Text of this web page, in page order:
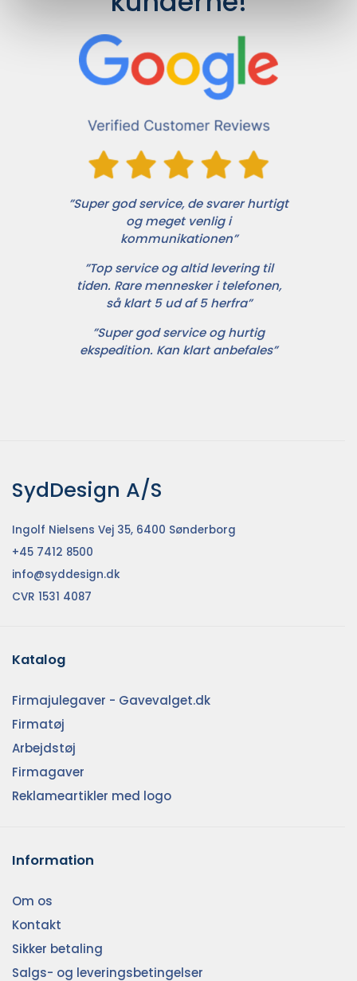
”Super god service, de svarer hurtigt
og meget venlig i
kommunikationen”
”Top service og altid levering til
tiden. Rare mennesker i telefonen,
så klart 5 ud af 5 herfra”
”Super god service og hurtig
ekspedition. Kan klart anbefales”
SydDesign A/S
Ingolf Nielsens Vej 35, 6400 Sønderborg
+45 7412 8500
info@syddesign.dk
CVR 1531 4087
Katalog
Firmajulegaver - Gavevalget.dk
Firmatøj
Arbejdstøj
Firmagaver
Reklameartikler med logo
Information
Om os
Kontakt
Sikker betaling
Salgs- og leveringsbetingelser